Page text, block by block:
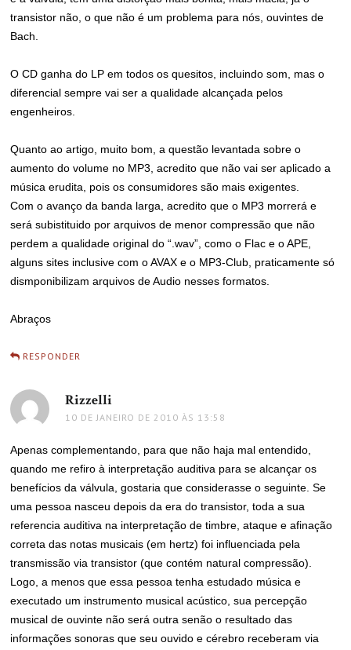
transistor não, o que não é um problema para nós, ouvintes de
Bach.
O CD ganha do LP em todos os quesitos, incluindo som, mas o
diferencial sempre vai ser a qualidade alcançada pelos
engenheiros.
Quanto ao artigo, muito bom, a questão levantada sobre o
aumento do volume no MP3, acredito que não vai ser aplicado a
música erudita, pois os consumidores são mais exigentes.
Com o avanço da banda larga, acredito que o MP3 morrerá e
será subistituido por arquivos de menor compressão que não
perdem a qualidade original do “.wav”, como o Flac e o APE,
alguns sites inclusive com o AVAX e o MP3-Club, praticamente só
dismponibilizam arquivos de Audio nesses formatos.
Abraços
RESPONDER
Rizzelli
10 DE JANEIRO DE 2010 ÀS 13:58
Apenas complementando, para que não haja mal entendido,
quando me refiro à interpretação auditiva para se alcançar os
benefícios da válvula, gostaria que considerasse o seguinte. Se
uma pessoa nasceu depois da era do transistor, toda a sua
referencia auditiva na interpretação de timbre, ataque e afinação
correta das notas musicais (em hertz) foi influenciada pela
transmissão via transistor (que contém natural compressão).
Logo, a menos que essa pessoa tenha estudado música e
executado um instrumento musical acústico, sua percepção
musical de ouvinte não será outra senão o resultado das
informações sonoras que seu ouvido e cérebro receberam via